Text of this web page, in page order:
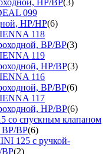
НР/ВР(3)
099
НР/НР(6)
118
ВР/ВР(3)
119
НР/ВР(3)
116
ВР/ВР(6)
117
НР/ВР(6)
со спускным клапаном
ВР/ВР(6)
125 с ручкой-
ВР(2)